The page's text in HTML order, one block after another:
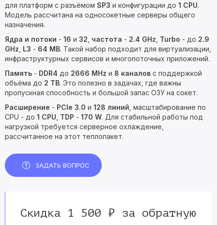
для платформ с разъёмом SP3 и конфигурации до 1 CPU.
Модель рассчитана на односокетные серверы общего
назначения.
Ядра и потоки - 16 и 32 частота - 2.4 GHz Turbo - до 2.9
GHz L3 - 64 MB. Такой набор подходит для виртуализации,
инфраструктурных сервисов и многопоточных приложений.
Память - DDR4 до 2666 MHz и 8 каналов с поддержкой
объёма до 2 TB. Это полезно в задачах, где важны
пропускная способность и большой запас ОЗУ на сокет.
Расширение - PCIe 3.0 и 128 линий , масштабирование по
CPU - до 1 CPU TDP - 170 W. Для стабильной работы под
нагрузкой требуется серверное охлаждение,
рассчитанное на этот теплопакет.
ЗАДАТЬ ВОПРОС
Скидка 1 500 ₽ за обратную